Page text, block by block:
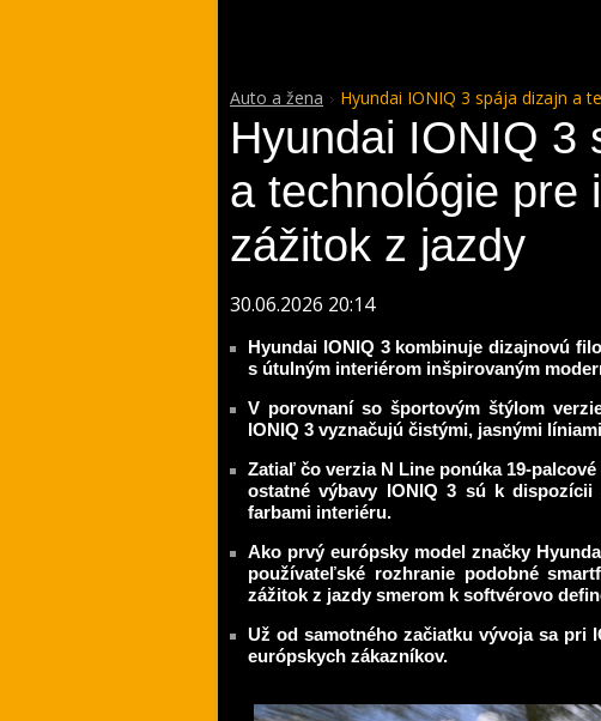
Auto a žena Hyundai IONIQ 3 spája dizajn a
Hyundai IONIQ 3
a technológie pre
zážitok z jazdy
30.06.2026 20:14
Hyundai IONIQ 3 kombinuje dizajnovú
s útulným interiérom inšpirovaným
V porovnaní so športovým štýlom
IONIQ 3 vyznačujú čistými, jasnými
Zatiaľ čo verzia N Line ponúka 19-
ostatné výbavy IONIQ 3 sú k
farbami interiéru.
Ako prvý európsky model značky
používateľské rozhranie podobné
zážitok z jazdy smerom k softvérovo
Už od samotného začiatku vývoja sa pri
európskych zákazníkov.